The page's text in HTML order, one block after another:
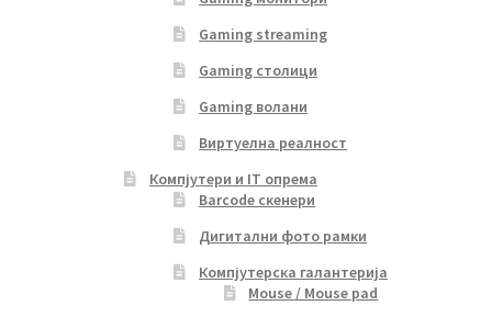
Gaming streaming
Gaming столици
Gaming волани
Виртуелна реалност
Компјутери и IT опрема
Barcode скенери
Дигитални фото рамки
Компјутерска галантерија
Mouse / Mouse pad